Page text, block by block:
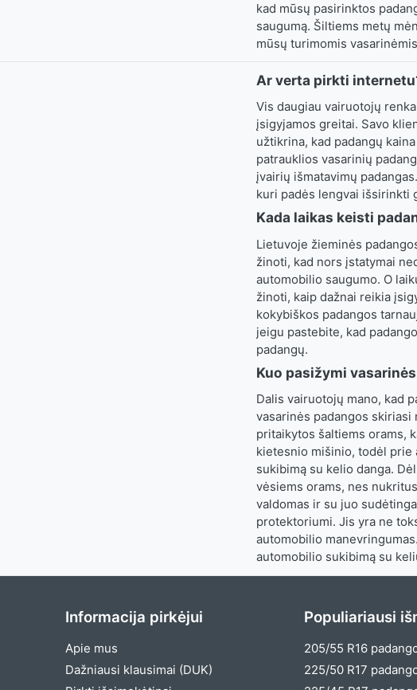
kad mūsų pasirinktos
saugumą. Šiltiems metų
mūsų turimomis
Ar verta pirkti
Vis daugiau vairuotojų
įsigyjamos greitai. Savo
užtikrina, kad padangų
patrauklios vasarinių
įvairių išmatavimų
kuri padės lengvai išsirinkti
Kada laikas keisti
Lietuvoje žieminės
žinoti, kad nors įstatymai
automobilio saugumo. O
žinoti, kaip dažnai reikia
kokybiškos padangos
jeigu pastebite, kad
padangų.
Kuo pasižymi
Dalis vairuotojų mano, kad
vasarinės padangos
pritaikytos šaltiems orams,
kietesnio mišinio, todėl
sukibimą su kelio danga.
vėsiems orams, nes
valdomas ir su juo
protektoriumi. Jis yra ne
automobilio
automobilio sukibimą su
Informacija pirkėjui
Apie mus
Dažniausi klausimai (DUK)
Populiariausi
205/55 R16
225/50 R17